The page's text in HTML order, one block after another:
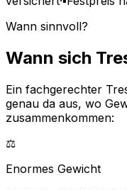
Wann sinnvoll?
Wann sich
Ein fachgerechter
genau da aus, wo
zusammenkommen:
⚖️
Enormes Gewicht